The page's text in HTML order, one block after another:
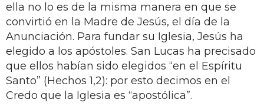
ella no lo es de la misma manera en que se
convirtió en la Madre de Jesús, el día de la
Anunciación. Para fundar su Iglesia, Jesús ha
elegido a los apóstoles. San Lucas ha precisado
que ellos habían sido elegidos “en el Espíritu
Santo” (Hechos 1,2): por esto decimos en el
Credo que la Iglesia es “apostólica”.